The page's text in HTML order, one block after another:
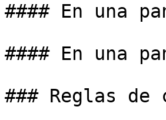
#### En una
#### En una
### Reglas de